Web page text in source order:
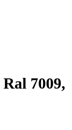
Ral 7009,